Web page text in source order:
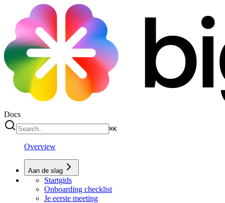
Docs
⌘K
Overview
Aan de slag
Startgids
Onboarding checklist
Je eerste meeting